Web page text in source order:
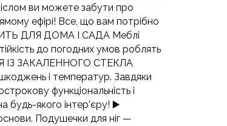
ви можете забути про
ефірі! Все, що вам потрібно
ДЛЯ ДОМА І САДА Меблі
до погодних умов роблять
ІЗ ЗАКАЛЕННОГО СТЕКЛА
і температур. Завдяки
функціональність і
будь-якого інтер'єру! ▶️
Подушечки для ніг —